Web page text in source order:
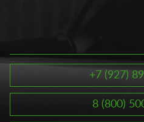
+7 (927)
8 (800)